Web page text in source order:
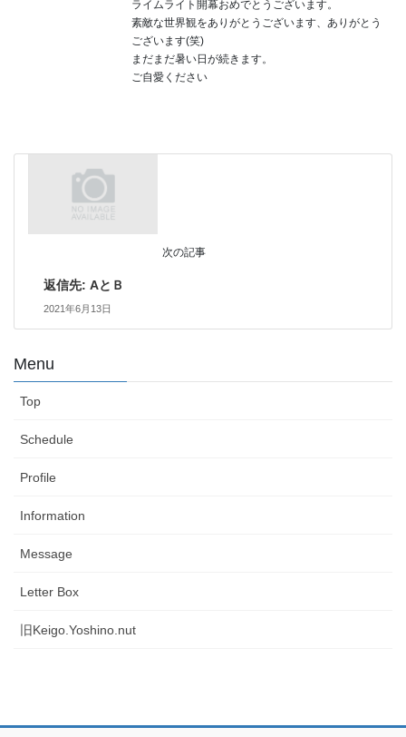
ライムライト開幕おめでとうございます。
素敵な世界観をありがとうございます、ありがとう
ございます(笑)
まだまだ暑い日が続きます。
ご自愛ください
次の記事
返信先: AとＢ
2021年6月13日
Menu
Top
Schedule
Profile
Information
Message
Letter Box
旧Keigo.Yoshino.nut